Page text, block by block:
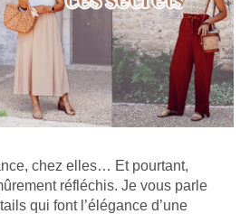
chez elles… Et pourtant,
réfléchis. Je vous parle
qui font l’élégance d’une